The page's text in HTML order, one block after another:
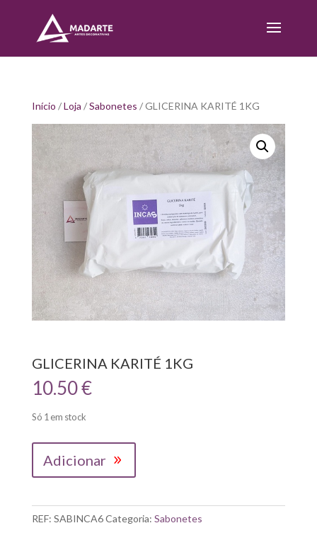
Início /Loja /Sabonetes / GLICERINA KARITÉ 1KG
GLICERINA KARITÉ 1KG
10.50€
Só 1 em stock
1KG
Adicionar
REF: SABINCA6Categoria: Sabonetes